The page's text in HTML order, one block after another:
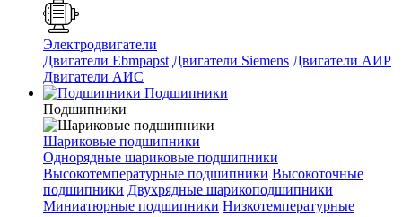
Электродвигатели
Двигатели Ebmpapst Двигатели Siemens Двигатели АИР
Двигатели АИС
Подшипники
Подшипники
Шариковые подшипники
Однорядные шариковые подшипники
Высокотемпературные подшипники Высокоточные
подшипники Двухрядные шарикоподшипники
Миниатюрные подшипники Низкотемпературные